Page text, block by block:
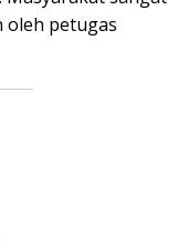
oleh petugas